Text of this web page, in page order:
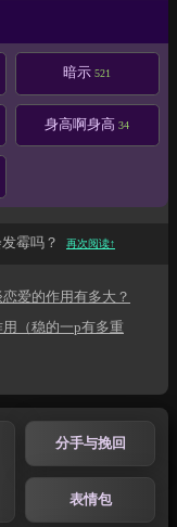
暗示521
身高啊身高34
霉吗？ 再次阅读↑
爱的作用有多大？
（稳的一p有多重
分手与挽回
表情包